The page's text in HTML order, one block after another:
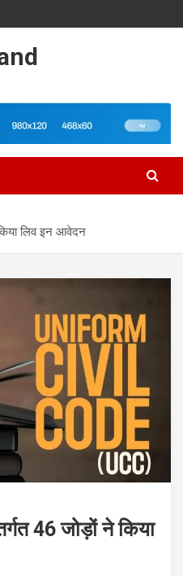
लिव इन आवेदन
46 जोड़ों ने किया